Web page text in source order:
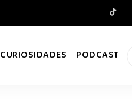
CURIOSIDADES PODCAST